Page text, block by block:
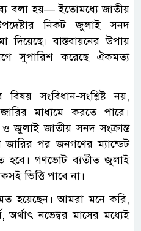
বলা হয়— ইতোমধ্যে জাতীয়
নিকট জুলাই সনদ
দিয়েছে। বাস্তবায়নের উপায়
সুপারিশ করেছে ঐকমত্য
সংবিধান-সংশ্লিষ্ট নয়,
মাধ্যমে করতে পারে।
ও জুলাই জাতীয় সনদ সংক্রান্ত
পর জনগণের ম্যান্ডেট
হবে। গণভোট ব্যতীত জুলাই
ভিত্তি পাবে না।
হয়েছেন। আমরা মনে করি,
অর্থাৎ নভেম্বর মাসের মধ্যেই